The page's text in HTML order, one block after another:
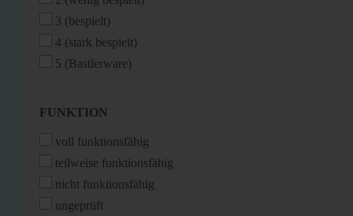
3 (bespielt)
4 (stark bespielt)
5 (Bastlerware)
FUNKTION
FUNKTION
voll funktionsfähig
teilweise funktionsfähig
nicht funktionsfähig
ungeprüft